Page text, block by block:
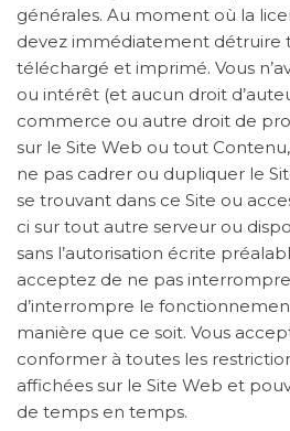
générales. Au moment où la
devez immédiatement détruire
téléchargé et imprimé. Vous
ou intérêt (et aucun droit
commerce ou autre droit de
sur le Site Web ou tout
ne pas cadrer ou dupliquer le
se trouvant dans ce Site ou
ci sur tout autre serveur ou
sans l’autorisation écrite
acceptez de ne pas
d’interrompre le
manière que ce soit. Vous
conformer à toutes les
affichées sur le Site Web et
de temps en temps.